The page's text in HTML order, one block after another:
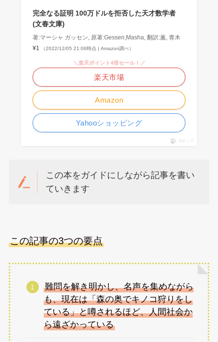
完全なる証明 100万ドルを拒否した天才数学者
(文春文庫)
著:マーシャ ガッセン, 原著:Gessen,Masha, 翻訳:薫, 青木
¥1
（2022/12/05 21:06時点 | Amazon調べ）
Amazon
＼楽天ポイント4倍セール！／
楽天市場
Yahooショッピング
ポチップ
この本をガイドにしながら記事を書い
ていきます
この記事の3つの要点
難問を解き明かし、名声を集めながら
も、現在は「森の奥でキノコ狩りをし
ている」と噂されるほど、人間社会か
ら遠ざかっている